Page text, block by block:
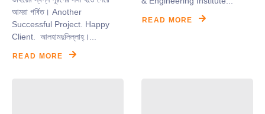
আমরা গর্বিত। ‎Another
Successful Project. Happy
Client. ‎ ‎আলহামদুলিল্লাহ্।...
READ MORE
READ MORE